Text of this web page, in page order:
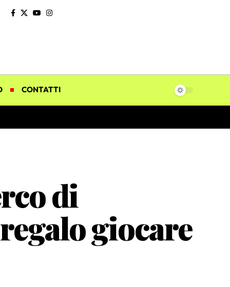
CONTATTI
di
giocare